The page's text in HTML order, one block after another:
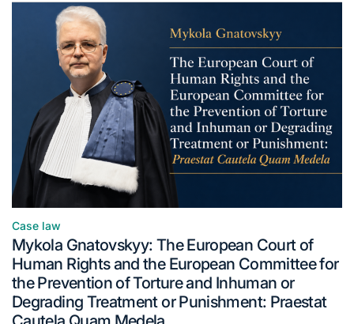
Case law
Mykola Gnatovskyy: The European Court of
Human Rights and the European Committee for
the Prevention of Torture and Inhuman or
Degrading Treatment or Punishment: Praestat